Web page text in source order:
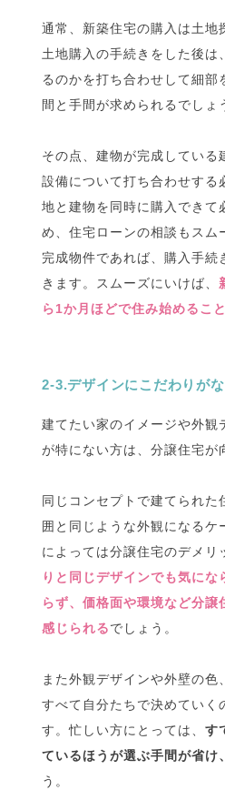
通常、新築住宅の購入は土地
土地購入の手続きをした後は
るのかを打ち合わせして細部
間と手間が求められるでしょ
その点、建物が完成している
設備について打ち合わせする
地と建物を同時に購入できて
め、住宅ローンの相談もスム
完成物件であれば、購入手続
きます。スムーズにいけば、
ら1か月ほどで住み始めるこ
2-3.デザインにこだわりが
建てたい家のイメージや外観
が特にない方は、分譲住宅が
同じコンセプトで建てられた
囲と同じような外観になるケ
によっては分譲住宅のデメリ
りと同じデザインでも気にな
らず、価格面や環境など分譲
感じられるでしょう。
また外観デザインや外壁の色
すべて自分たちで決めていく
す。忙しい方にとっては、す
ているほうが選ぶ手間が省け
う。